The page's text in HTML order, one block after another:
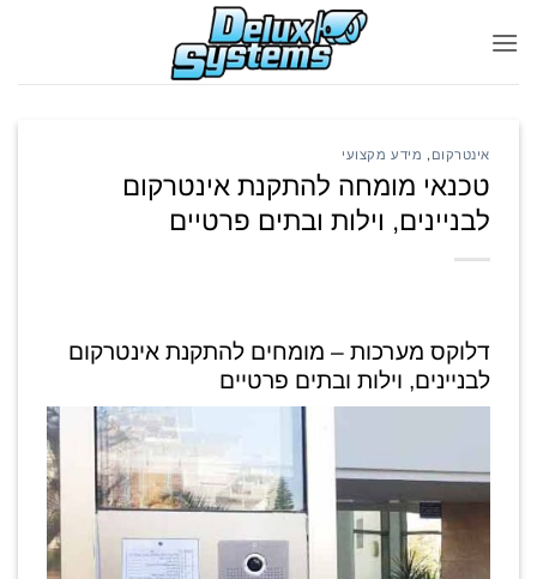
אינטרקום , מידע מקצועי
טכנאי מומחה להתקנת אינטרקום
לבניינים, וילות ובתים פרטיים
דלוקס מערכות – מומחים להתקנת אינטרקום
לבניינים, וילות ובתים פרטיים